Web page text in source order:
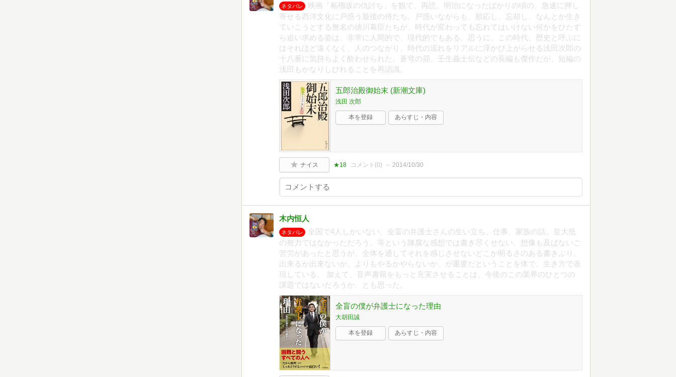
ネタバレ
映画「柘榴坂の仇討ち」を観て、再読。明治になったばかりの頃の、急速に押し
寄せる西洋文化に戸惑う最後の侍たち。戸惑いながらも、順応し、忘却し、なんとか生き
ていこうとする無名の徳川幕臣たちが、時代が変わっても忘れてはいけない何かをひたす
ら追い求める姿は、非常に人間的で、現代的でもある。思うに、この時代、歴史と呼ぶに
はそれほど遠くなく、人のつながり、時代の流れをリアルに浮かび上がらせる浅田次郎の
十八番に気持ちよく酔わせられた。蒼穹の昴、壬生義士伝などの長編も傑作だが、短編の
浅田もかなりしびれることを再認識。
五郎治殿御始末 (新潮文庫)
浅田 次郎
本を登録 あらすじ・内容
ナイス ★18 コメント(0) 2014/10/30
木内恒人
ネタバレ
全国で4人しかいない、全盲の弁護士さんの生い立ち、仕事、家族の話。並大抵
の努力ではなかっただろう、等という陳腐な感想では書き尽くせない、想像も及ばないご
苦労があったと思うが、全体を通してそれを感じさせないどこか明るさのある書きぶり。
出来るか出来ないか、よりもやるかやらないか、が重要だということを体で、生き方で表
現している。 加えて、音声書籍をもっと充実させることは、今後のこの業界のひとつの
課題ではないだろうか、とも思った。
全盲の僕が弁護士になった理由
大胡田誠
本を登録 あらすじ・内容